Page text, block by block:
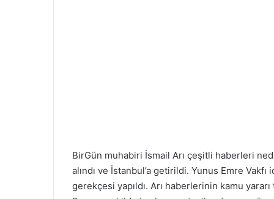
BirGün muhabiri İsmail Arı çeşitli haberleri
alındı ve İstanbul’a getirildi. Yunus Emre
gerekçesi yapıldı. Arı haberlerinin kamu yararı